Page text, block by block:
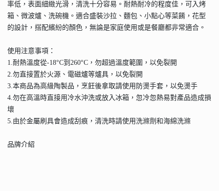
率低，表面細緻光滑，清洗十分容易。耐熱耐冷的程度佳，可入烤
箱、微波爐、洗碗機。適合盛裝沙拉、麵包、小點心等菜餚，花型
的設計，搭配繽紛的顏色，無論是家庭使用或是餐廳都非常適合。
使用注意事項：
1.耐熱溫度從-18°C到260°C，勿超過溫度範圍，以免裂開
2.勿直接置於火源、電磁爐等爐具，以免裂開
3.本商品為高級陶製品，烹飪後拿取請使用防燙手套，以免燙手
4.勿在高溫時直接用冷水沖洗或放入冰箱，忽冷忽熱易對產品造成損
壞
5.由於金屬刷具會造成刮痕，清洗時請使用洗滌劑和海綿洗滌
品牌介紹